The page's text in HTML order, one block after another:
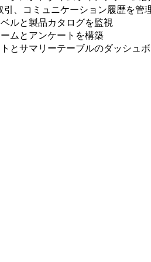
、コミュニケーション履歴を管
ルと製品カタログを監視
ムとアンケートを構築
とサマリーテーブルのダッシュ